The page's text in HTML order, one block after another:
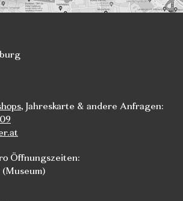
, Jahreskarte & andere Anfragen:
Öffnungszeiten:
(Museum)